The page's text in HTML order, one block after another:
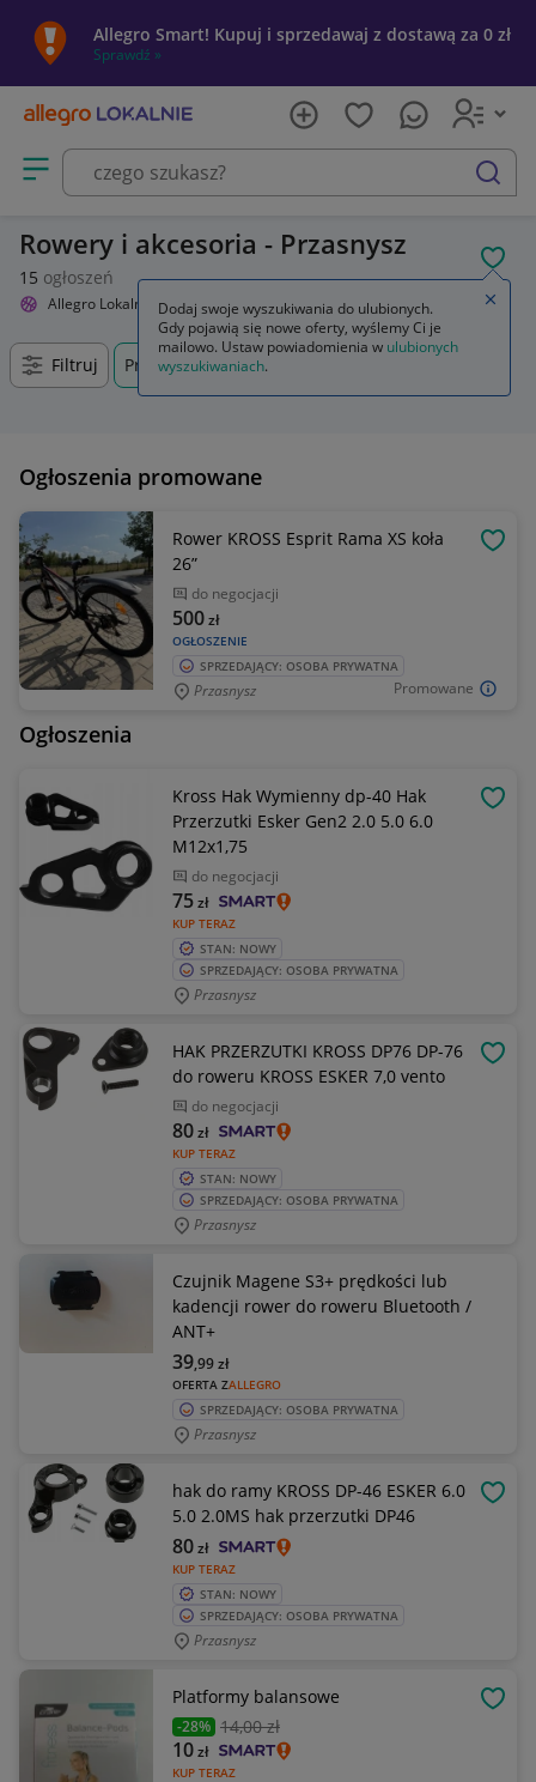
Allegro Smart! Kupuj i sprzedawaj z dostawą za 0 zł
Sprawdź »
Otwórz menu z kategoriami
szukaj
Rowery i akcesoria - Przasnysz
15 ogłoszeń
Allegro Lokalnie Sport i turystyka Rowery i akcesoria
Filtruj Przasnysz, Mazowieckie, +0 km
Ogłoszenia promowane
Promowane
Rower KROSS Esprit Rama XS koła
26”
do negocjacji
OGŁOSZENIE
500zł
SPRZEDAJĄCY: OSOBA PRYWATNA
Przasnysz
Ogłoszenia
Kross Hak Wymienny dp-40 Hak
Przerzutki Esker Gen2 2.0 5.0 6.0
M12x1,75
do negocjacji
KUP TERAZ
75zł
STAN: NOWY
SPRZEDAJĄCY: OSOBA PRYWATNA
Przasnysz
HAK PRZERZUTKI KROSS DP76 DP-76
do roweru KROSS ESKER 7,0 vento
do negocjacji
KUP TERAZ
80zł
STAN: NOWY
SPRZEDAJĄCY: OSOBA PRYWATNA
Przasnysz
Czujnik Magene S3+ prędkości lub
kadencji rower do roweru Bluetooth /
ANT+
OFERTA ZALLEGRO
39,99zł
SPRZEDAJĄCY: OSOBA PRYWATNA
Przasnysz
hak do ramy KROSS DP-46 ESKER 6.0
5.0 2.0MS hak przerzutki DP46
KUP TERAZ
80zł
STAN: NOWY
SPRZEDAJĄCY: OSOBA PRYWATNA
Przasnysz
Platformy balansowe
-28% 14,00 zł
KUP TERAZ
10zł
Dodaj swoje wyszukiwania do ulubionych.
Gdy pojawią się nowe oferty, wyślemy Ci je
mailowo. Ustaw powiadomienia w ulubionych
wyszukiwaniach.